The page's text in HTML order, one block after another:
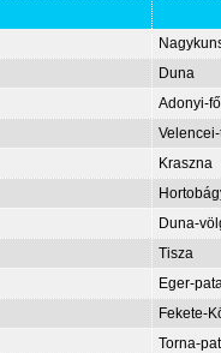
Duna
Adonyi-
Kraszna
Duna-
Tisza
Eger-
Fekete-
Torna-